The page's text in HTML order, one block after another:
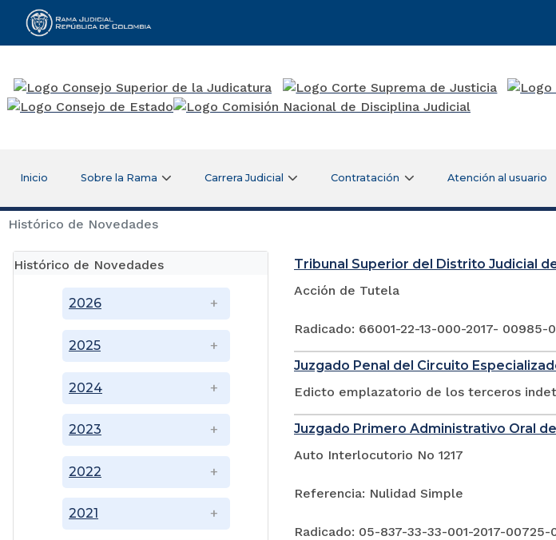
Rama Judicial
Inicio Sobre la Rama Carrera Judicial Contratación Atención al usuario
Histórico de Novedades
Histórico de Novedades
2021
2022
2023
2024
2025
2026
Tribunal Superior del Distrito Judicial
Acción de Tutela
Radicado: 66001-22-13-000-2017- 00985-
Juzgado Penal del Circuito
Edicto emplazatorio de los terceros
Juzgado Primero Administrativo Oral
Auto Interlocutorio No 1217
Referencia: Nulidad Simple
Radicado: 05-837-33-33-001-2017-00725-